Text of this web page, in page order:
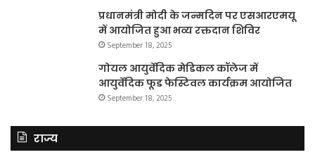
प्रधानमंत्री मोदी के जन्मदिन पर एसआरएमयू
में आयोजित हुआ भव्य रक्तदान शिविर
September 18, 2025
गोयल आयुर्वेदिक मेडिकल कॉलेज में
आयुर्वेदिक फूड फेस्टिवल कार्यक्रम आयोजित
September 18, 2025
राज्य